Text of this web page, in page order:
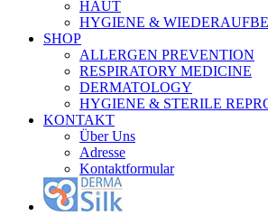
HAUT
HYGIENE &
SHOP
ALLERGEN PREVENTION
RESPIRATORY MEDICINE
DERMATOLOGY
HYGIENE & STERILE
KONTAKT
Über Uns
Adresse
Kontaktformular